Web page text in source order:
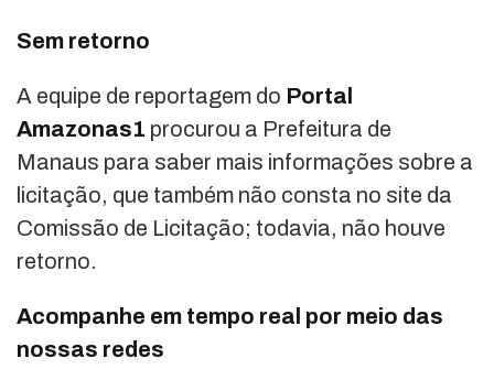
Sem retorno
A equipe de reportagem do Portal
Amazonas1 procurou a Prefeitura de
Manaus para saber mais informações sobre a
licitação, que também não consta no site da
Comissão de Licitação; todavia, não houve
retorno.
Acompanhe em tempo real por meio das
nossas redes